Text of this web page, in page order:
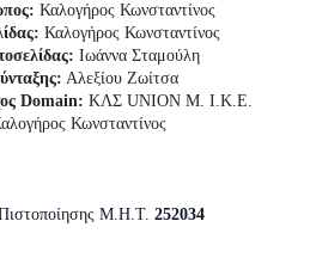
Καλογήρος Κωνσταντίνος
Καλογήρος Κωνσταντίνος
Ιωάννα Σταμούλη
Αλεξίου Ζωίτσα
Domain: ΚΛΣ UNION Μ. Ι.Κ.Ε.
Κωνσταντίνος
Μ.Η.Τ. 252034